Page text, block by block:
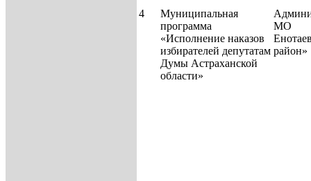
4
Муниципальная
программа
«Исполнение наказов
избирателей депутатам
Думы Астраханской
области»
МО